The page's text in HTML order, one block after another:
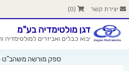
בע"מ
למולטימדיה ותקשורת